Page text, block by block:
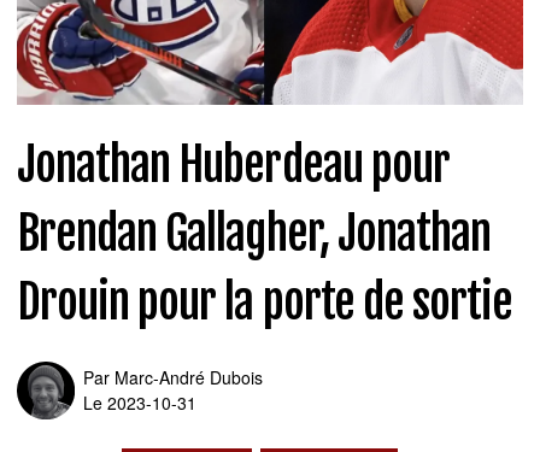
Jonathan Huberdeau pour
Brendan Gallagher, Jonathan
Drouin pour la porte de sortie
Par Marc-André Dubois
Le 2023-10-31